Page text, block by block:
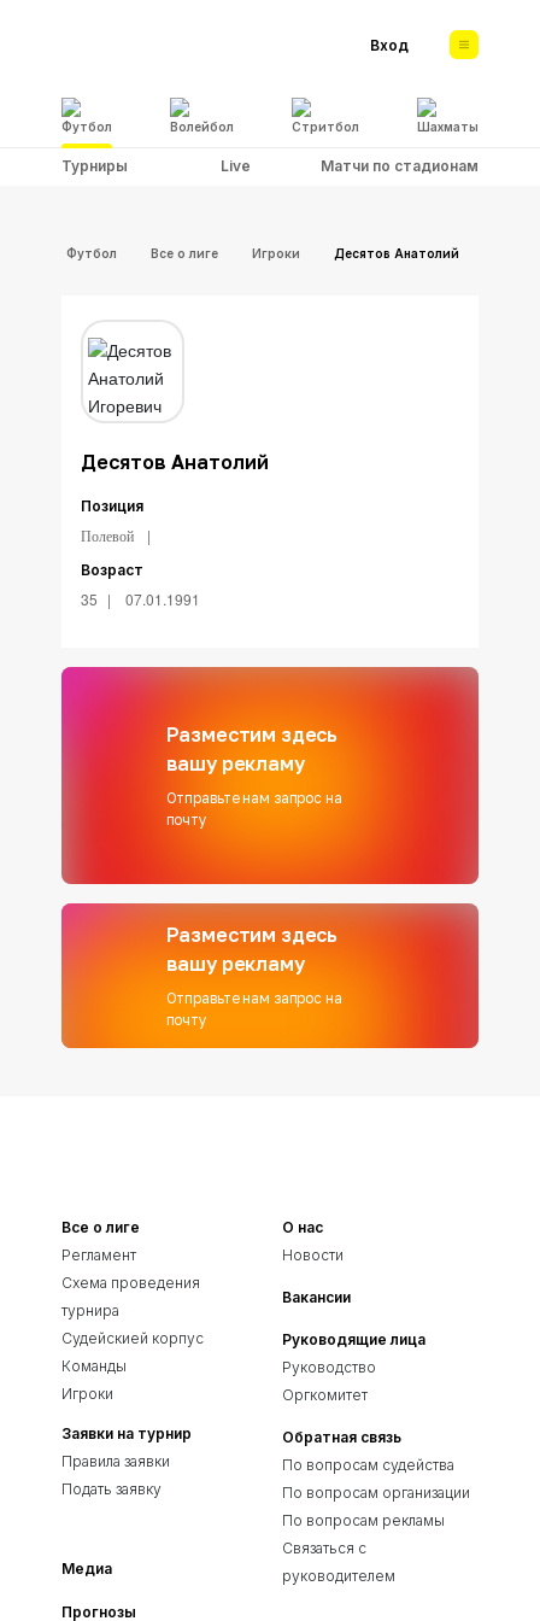
Футбол Волейбол Стритбол Шахматы
Вход
Турниры Live Матчи по стадионам
Футбол Все о лиге Игроки Десятов Анатолий
Десятов Анатолий
Позиция
Полевой
Возраст
35 07.01.1991
Разместим здесь
вашу рекламу
Отправьте нам запрос на
почту
Разместим здесь
вашу рекламу
Отправьте нам запрос на
почту
Все о лиге
Регламент
Схема проведения
турнира
Судейскией корпус
Команды
Игроки
Заявки на турнир
Правила заявки
Подать заявку
Медиа
Прогнозы
О нас
Новости
Вакансии
Руководящие лица
Руководство
Оргкомитет
Обратная связь
По вопросам судейства
По вопросам организации
По вопросам рекламы
Связаться с
руководителем